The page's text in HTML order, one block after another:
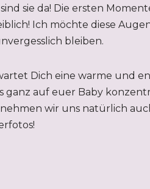
sie da! Die ersten
Ich möchte diese
bleiben.
Dich eine warme und
ganz auf euer Baby
nehmen wir uns natürlich